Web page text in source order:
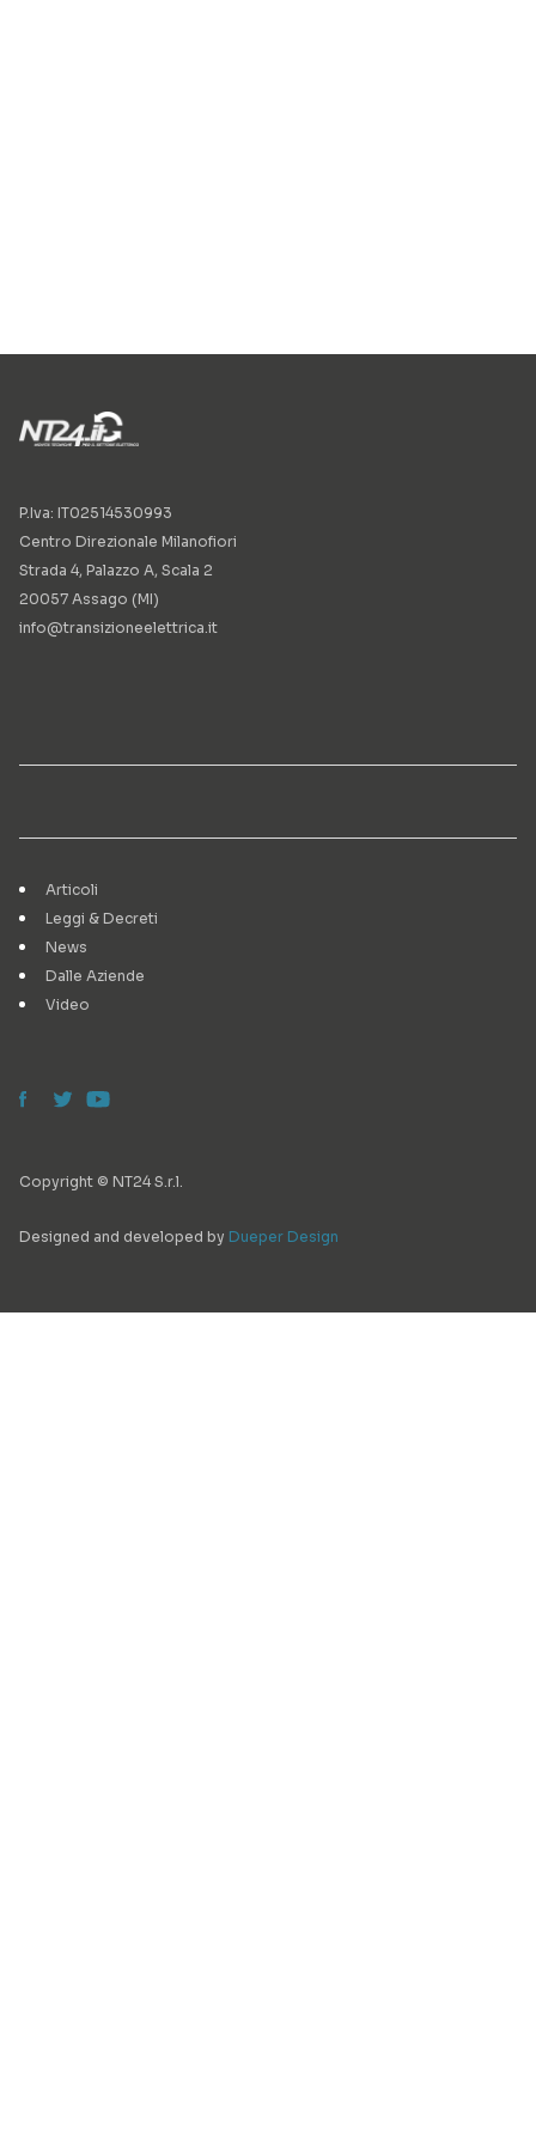
P.Iva: IT02514530993
Centro Direzionale Milanofiori
Strada 4, Palazzo A, Scala 2
20057 Assago (MI)
info@transizioneelettrica.it
Articoli
Leggi & Decreti
News
Dalle Aziende
Video
Copyright © NT24 S.r.l.
Designed and developed by Dueper Design